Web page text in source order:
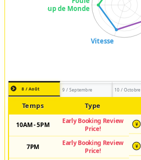
8 / Août 9 / Septembre 10 / Octobre
Temps Type
10AM - 5PM
Early Booking Review
Price!
¥
7PM
Early Booking Review
Price!
¥